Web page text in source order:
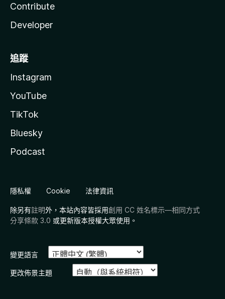
Contribute
Developer
追蹤
Instagram
YouTube
TikTok
Bluesky
Podcast
隱私權 Cookie 法律資訊
除另有註明外，本站內容皆採用創用 CC 姓名標示—相同方式
分享條款 3.0 或更新版本授權大眾使用。
變更語言
更改佈景主題